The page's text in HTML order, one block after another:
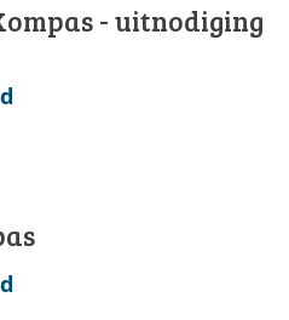
- uitnodiging